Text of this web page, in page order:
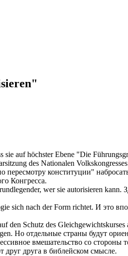
auf höchster Ebene "Die
des Nationalen
конституции"
Конгресса.
wer sie autorisieren kann.
sich nach der Form richtet. И это
Schutz des
Но отдельные страны будут
вмешательство со стороны
друг друга в библейском смысле.